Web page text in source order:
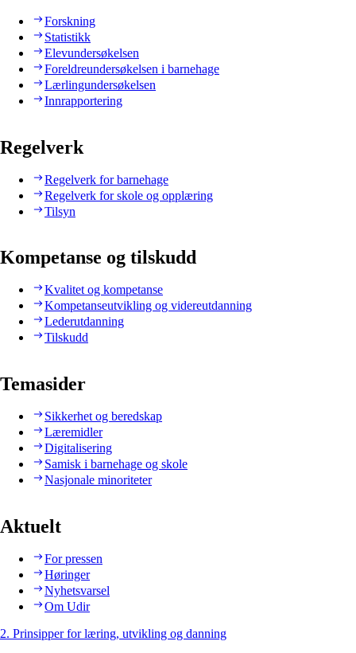
Forskning
Statistikk
Elevundersøkelsen
Foreldreundersøkelsen i barnehage
Lærlingundersøkelsen
Innrapportering
Regelverk
Regelverk for barnehage
Regelverk for skole og opplæring
Tilsyn
Kompetanse og tilskudd
Kvalitet og kompetanse
Kompetanseutvikling og videreutdanning
Lederutdanning
Tilskudd
Temasider
Sikkerhet og beredskap
Læremidler
Digitalisering
Samisk i barnehage og skole
Nasjonale minoriteter
Aktuelt
For pressen
Høringer
Nyhetsvarsel
Om Udir
2. Prinsipper for læring, utvikling og danning